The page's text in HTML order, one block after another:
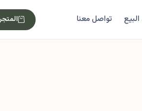
تواصل معنا